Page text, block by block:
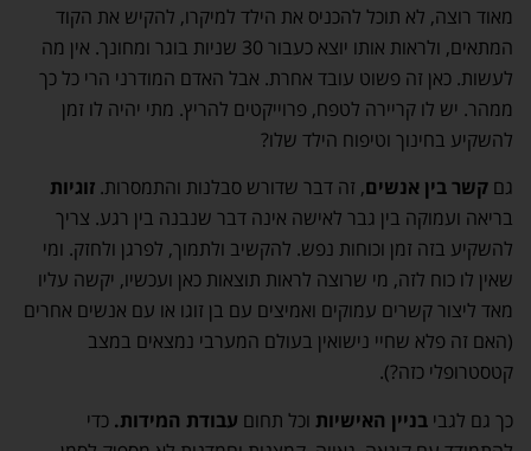
מאוד רוצה, לא תוכל להכניס את הילד למיקרו, להקיש את הקוד
המתאים, ולראות אותו יוצא כעבור 30 שניות בוגר ומחונך. אין מה
לעשות. כאן זה פשוט עובד אחרת. אבל האדם המודרני הרי כל כך
ממהר. יש לו קריירה לטפח, פרוייקטים להריץ. מתי יהיה לו זמן
להשקיע בחינוך וטיפוח הילד שלו?
גם קשר בין אנשים, זה דבר שדורש סבלנות והתמסרות. זוגיות
בריאה ועמוקה בין גבר לאישה אינה דבר שנבנה בין רגע. צריך
להשקיע בזה זמן וכוחות נפש. להקשיב ולתמוך, לפרגן ולחזק. ומי
שאין לו כוח לזה, מי שרוצה לראות תוצאות כאן ועכשיו, יקשה עליו
מאד ליצור קשרים עמוקים ואמיצים עם בן זוגו או עם אנשים אחרים
(האם זה פלא שחיי נישואין בעולם המערבי נמצאים במצב
קטסטרופלי כזה?).
כך גם לגבי בניין האישיות וכל תחום עבודת המידות. כדי